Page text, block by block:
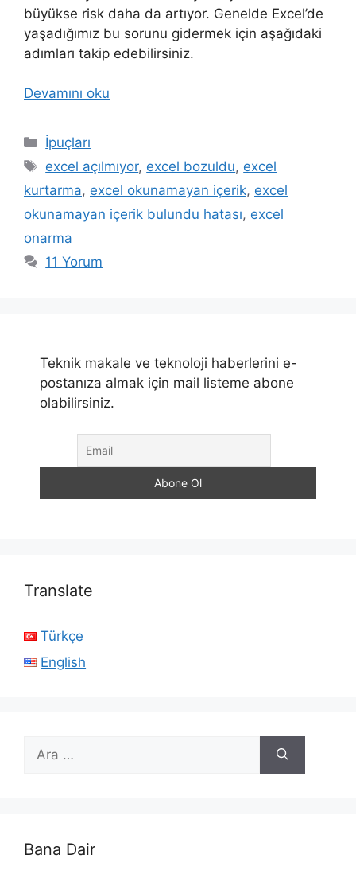
büyükse risk daha da artıyor. Genelde Excel’de
yaşadığımız bu sorunu gidermek için aşağıdaki
adımları takip edebilirsiniz.
Devamını oku
Kategoriler
İpuçları
Etiketler
excel açılmıyor, excel bozuldu, excel
kurtarma, excel okunamayan içerik, excel
okunamayan içerik bulundu hatası, excel
onarma
11 Yorum
Teknik makale ve teknoloji haberlerini e-
postanıza almak için mail listeme abone
olabilirsiniz.
Translate
Türkçe
English
için
Bana Dair